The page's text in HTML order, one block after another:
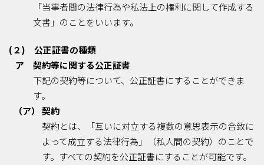
「当事者間の法律行為や私法上の権利に関して作成する
文書」のことをいいます。
(２) 公正証書の種類
ア 契約等に関する公正証書
下記の契約等について、公正証書にすることができま
す。
（ア） 契約
契約とは、「互いに対立する複数の意思表示の合致に
よって成立する法律行為」（私人間の契約）のことで
す。すべての契約を公正証書にすることが可能です。